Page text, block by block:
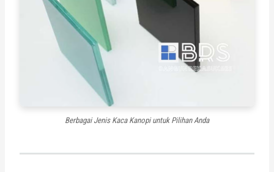
Berbagai Jenis Kaca Kanopi untuk Pilihan Anda